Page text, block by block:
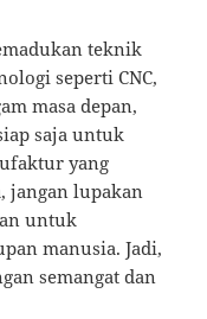
teknik
seperti CNC,
masa depan,
saja untuk
yang
jangan lupakan
untuk
manusia. Jadi,
semangat dan